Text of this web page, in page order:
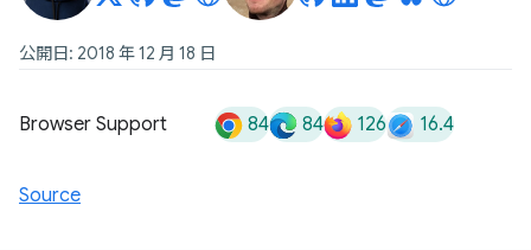
公開日: 2018 年 12 月 18 日
Browser Support 84 84 126 16.4
Source